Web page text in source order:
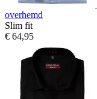
overhemd
Slim fit
€ 64,95